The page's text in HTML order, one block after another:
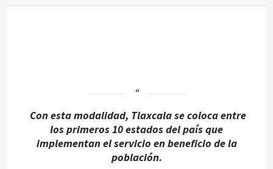
Con esta modalidad, Tlaxcala se coloca entre
los primeros 10 estados del país que
implementan el servicio en beneficio de la
población.